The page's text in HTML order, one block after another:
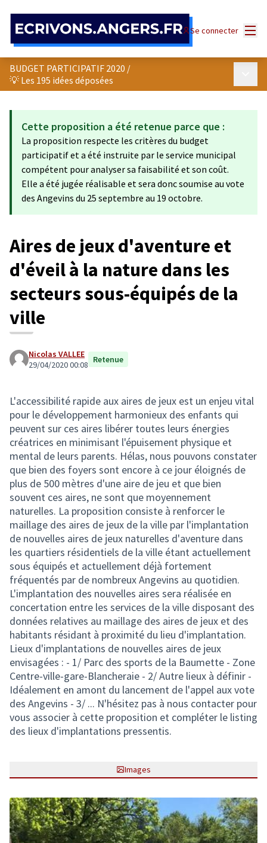
Se connecter
BUDGET PARTICIPATIF 2020 /
💡 Les 195 idées déposées
Cette proposition a été retenue parce que :
La proposition respecte les critères du budget
participatif et a été instruite par le service municipal
compétent pour analyser sa faisabilité et son coût.
Elle a été jugée réalisable et sera donc soumise au vote
des Angevins du 25 septembre au 19 octobre.
Aires de jeux d'aventure et
d'éveil à la nature dans les
secteurs sous-équipés de la
ville
Nicolas VALLEE
29/04/2020 00:08 Retenue
L'accessibilité rapide aux aires de jeux est un enjeu vital
pour le développement harmonieux des enfants qui
peuvent sur ces aires libérer toutes leurs énergies
créatrices en minimisant l'épuisement physique et
mental de leurs parents. Hélas, nous pouvons constater
que bien des foyers sont encore à ce jour éloignés de
plus de 500 mètres d'une aire de jeu et que bien
souvent ces aires, ne sont que moyennement
naturelles. La proposition consiste à renforcer le
maillage des aires de jeux de la ville par l'implantation
de nouvelles aires de jeux naturelles d'aventure dans
les quartiers résidentiels de la ville étant actuellement
sous équipés et actuellement déjà fortement
fréquentés par de nombreux Angevins au quotidien.
L'implantation des nouvelles aires sera réalisée en
concertation entre les services de la ville disposant des
données relatives au maillage des aires de jeux et des
habitants résidant à proximité du lieu d'implantation.
Lieux d'implantations de nouvelles aires de jeux
envisagées : - 1/ Parc des sports de la Baumette - Zone
Centre-ville-gare-Blancheraie - 2/ Autre lieux à définir -
Idéalement en amont du lancement de l'appel aux vote
des Angevins - 3/ ... N'hésitez pas à nous contacter pour
vous associer à cette proposition et compléter le listing
des lieux d'implantations pressentis.
Images